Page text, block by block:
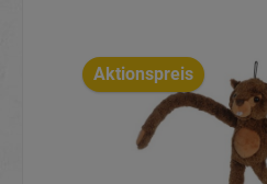
Aktionspreis